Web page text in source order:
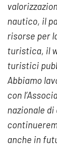
nautico, il
risorse per
turistica, il
turistici
Abbiamo
con
nazionale
anche in